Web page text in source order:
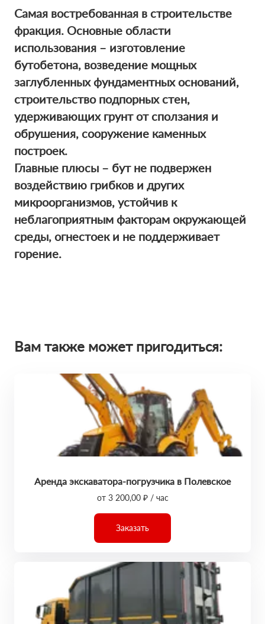
Cамая востребованная в строительстве
фракция. Основные области
использования – изготовление
бутобетона, возведение мощных
заглубленных фундаментных оснований,
строительство подпорных стен,
удерживающих грунт от сползания и
обрушения, сооружение каменных
построек.
Главные плюсы – бут не подвержен
воздействию грибков и других
микроорганизмов, устойчив к
неблагоприятным факторам окружающей
среды, огнестоек и не поддерживает
горение.
Вам также может пригодиться:
Аренда экскаватора-погрузчика в Полевское
от 3 200,00 ₽ / час
Заказать